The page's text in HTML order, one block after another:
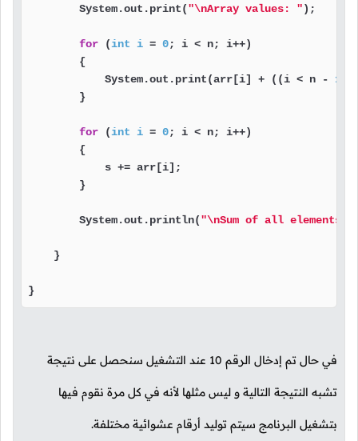
        System.out.print(
"\nArray values: ");
for (int i = 0; i < n; i++)
        {
            System.out.print(arr[i] + ((i < n -
1
        }
for (int i = 0; i < n; i++)
        {
            s += arr[i];
        }
        System.out.println(
"\nSum of all elements:
    }
}
في حال تم إدخال الرقم 10 عند التشغيل سنحصل على نتيجة
تشبه النتيجة التالية و ليس مثلها لأنه في كل مرة نقوم فيها
بتشغيل البرنامج سيتم توليد أرقام عشوائية مختلفة.